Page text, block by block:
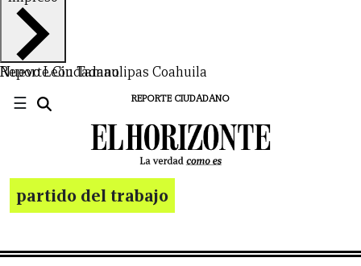
Nuevo LeónTamaulipas Coahuila
Reporte Ciudadano
☰ REPORTE CIUDADANO
partido del trabajo